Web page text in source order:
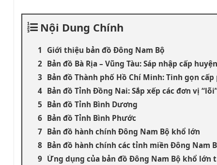
Nội Dung Chính
Giới thiệu bản đồ Đông Nam Bộ
Bản đồ Bà Rịa – Vũng Tàu: Sáp nhập cấp huyện
Bản đồ Thành phố Hồ Chí Minh: Tinh gọn
Bản đồ Tỉnh Đồng Nai: Sắp xếp các đơn vị
Bản đồ Tỉnh Bình Dương
Bản đồ Tỉnh Bình Phước
Bản đồ hành chính Đông Nam Bộ khổ lớn
Bản đồ hành chính các tỉnh miền Đông Nam
Ứng dụng của bản đồ Đông Nam Bộ khổ